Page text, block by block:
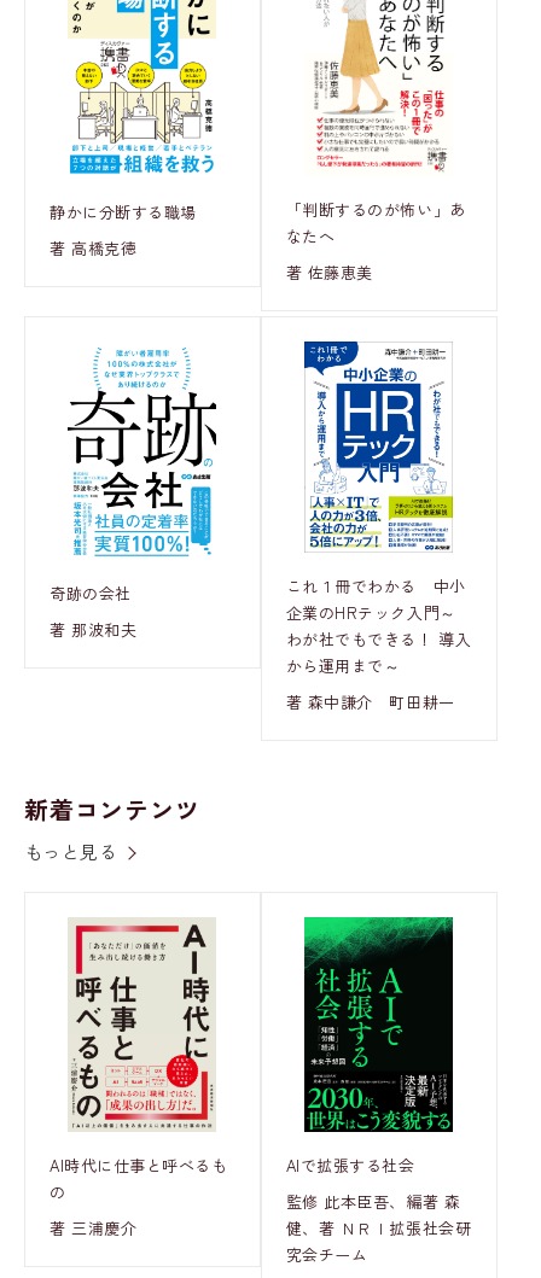
静かに分断する職場
著 高橋克徳
「判断するのが怖い」あ
なたへ
著 佐藤恵美
奇跡の会社
著 那波和夫
これ１冊でわかる 中小
企業のHRテック入門～
わが社でもできる！ 導入
から運用まで～
著 森中謙介 町田耕一
新着コンテンツ
もっと見る
AI時代に仕事と呼べるも
の
著 三浦慶介
AIで拡張する社会
監修 此本臣吾、編著 森
健、著 ＮＲＩ拡張社会研
究会チーム